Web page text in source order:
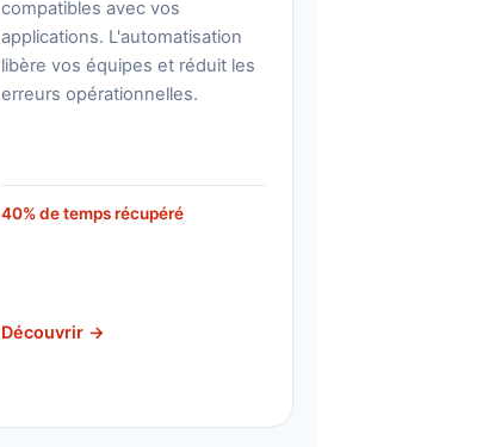
compatibles avec vos
applications. L'automatisation
libère vos équipes et réduit les
erreurs opérationnelles.
40% de temps récupéré
Découvrir →